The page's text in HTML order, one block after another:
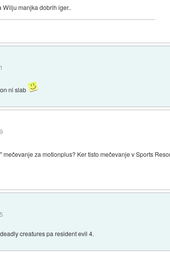
Wiiju manjka dobrih iger..
ni slab
mečevanje za motionplus? Ker tisto mečevanje v Sports
creatures pa resident evil 4.